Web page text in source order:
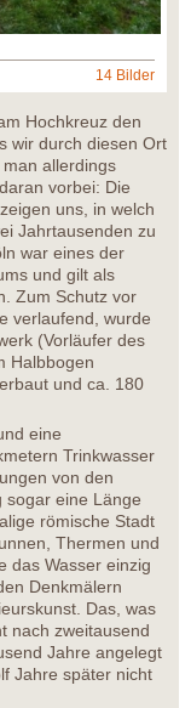
14 Bilder
Hochkreuz den
wir durch diesen Ort
allerdings
vorbei: Die
uns, in welch
Jahrtausenden zu
war eines der
und gilt als
Zum Schutz vor
verlaufend, wurde
(Vorläufer des
Halbbogen
und ca. 180
eine
Trinkwasser
von den
sogar eine Länge
römische Stadt
Thermen und
das Wasser einzig
Denkmälern
Das, was
nach zweitausend
Jahre angelegt
Jahre später nicht